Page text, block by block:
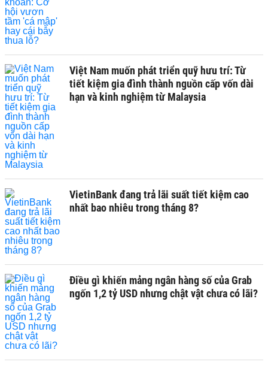
Việt Nam muốn phát triển quỹ hưu trí: Từ
tiết kiệm gia đình thành nguồn cấp vốn dài
hạn và kinh nghiệm từ Malaysia
VietinBank đang trả lãi suất tiết kiệm cao
nhất bao nhiêu trong tháng 8?
Điều gì khiến mảng ngân hàng số của Grab
ngốn 1,2 tỷ USD nhưng chật vật chưa có lãi?